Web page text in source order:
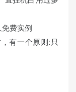
费实例
有一个原则:只